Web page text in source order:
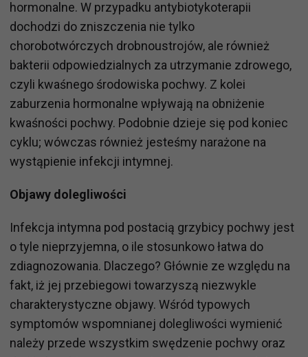
hormonalne. W przypadku antybiotykoterapii
dochodzi do zniszczenia nie tylko
chorobotwórczych drobnoustrojów, ale również
bakterii odpowiedzialnych za utrzymanie zdrowego,
czyli kwaśnego środowiska pochwy. Z kolei
zaburzenia hormonalne wpływają na obniżenie
kwaśności pochwy. Podobnie dzieje się pod koniec
cyklu; wówczas również jesteśmy narażone na
wystąpienie infekcji intymnej.
Objawy dolegliwości
Infekcja intymna pod postacią grzybicy pochwy jest
o tyle nieprzyjemna, o ile stosunkowo łatwa do
zdiagnozowania. Dlaczego? Głównie ze względu na
fakt, iż jej przebiegowi towarzyszą niezwykle
charakterystyczne objawy. Wśród typowych
symptomów wspomnianej dolegliwości wymienić
należy przede wszystkim swędzenie pochwy oraz